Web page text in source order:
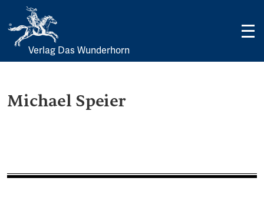
Skip
Verlag Das Wunderhorn
Michael Speier